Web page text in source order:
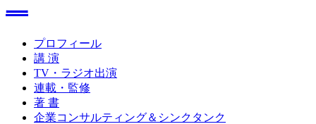
プロフィール
講 演
TV・ラジオ出演
連載・監修
著 書
企業コンサルティング＆シンクタンク